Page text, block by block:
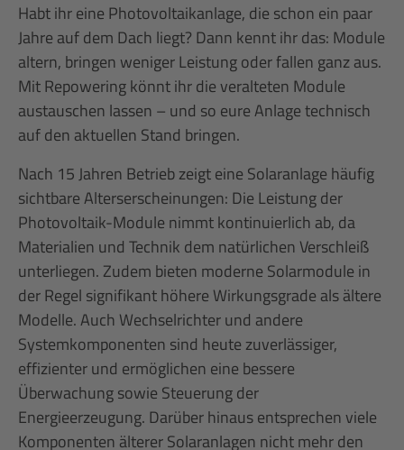
Habt ihr eine Photovoltaikanlage, die schon ein paar
Jahre auf dem Dach liegt? Dann kennt ihr das: Module
altern, bringen weniger Leistung oder fallen ganz aus.
Mit Repowering könnt ihr die veralteten Module
austauschen lassen – und so eure Anlage technisch
auf den aktuellen Stand bringen.
Nach 15 Jahren Betrieb zeigt eine Solaranlage häufig
sichtbare Alterserscheinungen: Die Leistung der
Photovoltaik-Module nimmt kontinuierlich ab, da
Materialien und Technik dem natürlichen Verschleiß
unterliegen. Zudem bieten moderne Solarmodule in
der Regel signifikant höhere Wirkungsgrade als ältere
Modelle. Auch Wechselrichter und andere
Systemkomponenten sind heute zuverlässiger,
effizienter und ermöglichen eine bessere
Überwachung sowie Steuerung der
Energieerzeugung. Darüber hinaus entsprechen viele
Komponenten älterer Solaranlagen nicht mehr den